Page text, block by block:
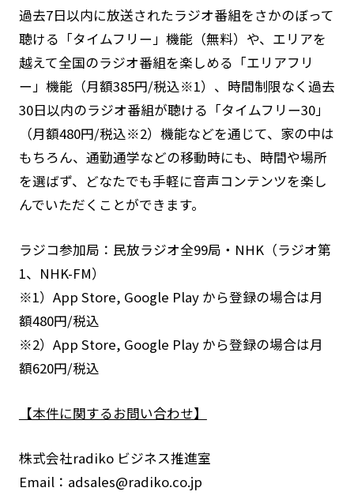
過去7日以内に放送されたラジオ番組をさかのぼって
聴ける「タイムフリー」機能（無料）や、エリアを
越えて全国のラジオ番組を楽しめる「エリアフリ
ー」機能（月額385円/税込※1）、時間制限なく過去
30日以内のラジオ番組が聴ける「タイムフリー30」
（月額480円/税込※2）機能などを通じて、家の中は
もちろん、通勤通学などの移動時にも、時間や場所
を選ばず、どなたでも手軽に音声コンテンツを楽し
んでいただくことができます。
ラジコ参加局：民放ラジオ全99局・NHK（ラジオ第
1、NHK-FM）
※1）App Store, Google Play から登録の場合は月
額480円/税込
※2）App Store, Google Play から登録の場合は月
額620円/税込
【本件に関するお問い合わせ】
株式会社radiko ビジネス推進室
Email：adsales@radiko.co.jp